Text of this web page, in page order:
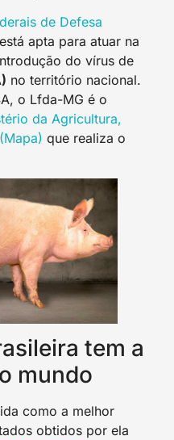
de Defesa
está apta para atuar na
do vírus de
no território nacional.
o Lfda-MG é o
da Agricultura,
que realiza o
tem a
mundo
como a melhor
obtidos por ela